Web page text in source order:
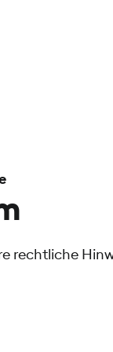
rechtliche